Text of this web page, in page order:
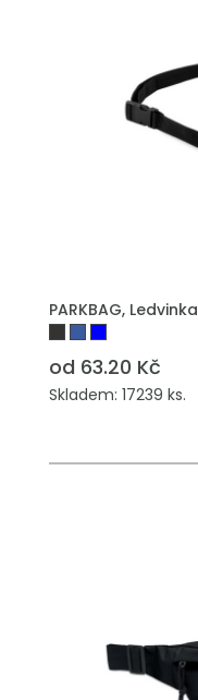
PARKBAG, Ledvinka
od 63.20 Kč
Skladem: 17239 ks.